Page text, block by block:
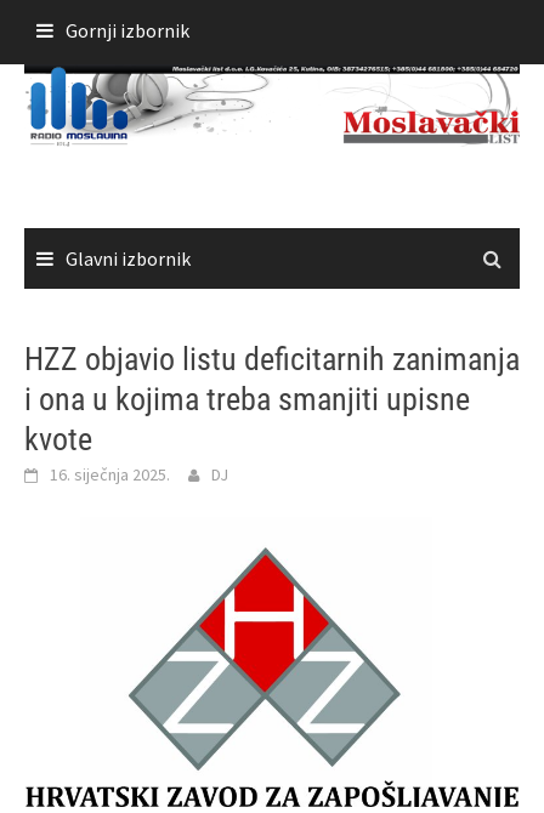
sadržaja
Gornji izbornik
Glavni izbornik
HZZ objavio listu deficitarnih zanimanja
i ona u kojima treba smanjiti upisne
kvote
16. siječnja 2025. DJ